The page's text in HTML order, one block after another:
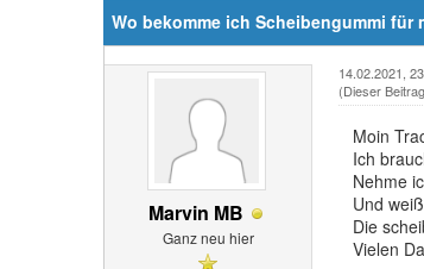
Wo bekomme ich Scheibengummi für
Marvin MB
Ganz neu hier
14.02.2021,
(Dieser
Moin
Ich
Nehme
Und
Die
Vielen